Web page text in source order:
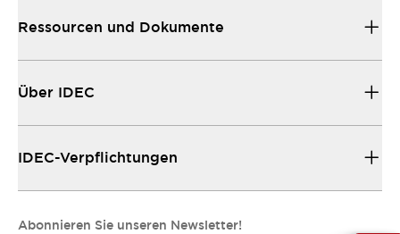
Ressourcen und Dokumente
Über IDEC
IDEC-Verpflichtungen
Abonnieren Sie unseren Newsletter!